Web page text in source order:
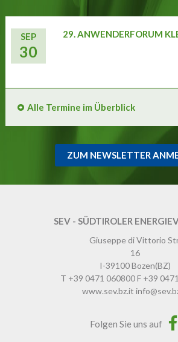
SEP
30
29. ANWENDERFORUM
Alle Termine im Überblick
ZUM NEWSLETTER
SEV - SÜDTIROLER
Giuseppe di Vittorio
16
I-39100Bozen(BZ)
T +39 0471 060800F +39
www.sev.bz.it
Folgen Sie uns auf